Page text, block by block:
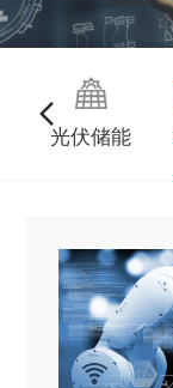
光伏储能